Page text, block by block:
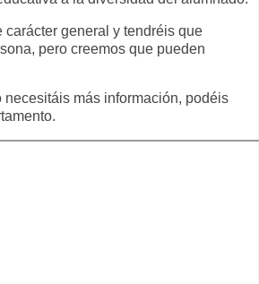
carácter general y tendréis que
pero creemos que pueden
necesitáis más información, podéis